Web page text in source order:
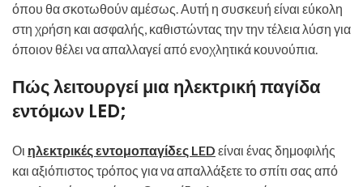
όπου θα σκοτωθούν αμέσως. Αυτή η συσκευή είναι εύκολη
στη χρήση και ασφαλής, καθιστώντας την την τέλεια λύση για
όποιον θέλει να απαλλαγεί από ενοχλητικά κουνούπια.
Πώς λειτουργεί μια ηλεκτρική παγίδα
εντόμων LED;
Οι ηλεκτρικές εντομοπαγίδες LED είναι ένας δημοφιλής
και αξιόπιστος τρόπος για να απαλλάξετε το σπίτι σας από